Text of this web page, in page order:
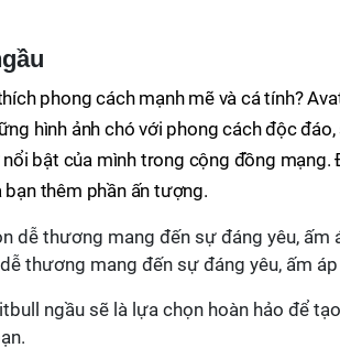
phong cách mạnh mẽ và cá tính?
hình ảnh chó với phong cách độc
bật của mình trong cộng đồng
bạn thêm phần ấn tượng.
thương mang đến sự đáng yêu, ấm